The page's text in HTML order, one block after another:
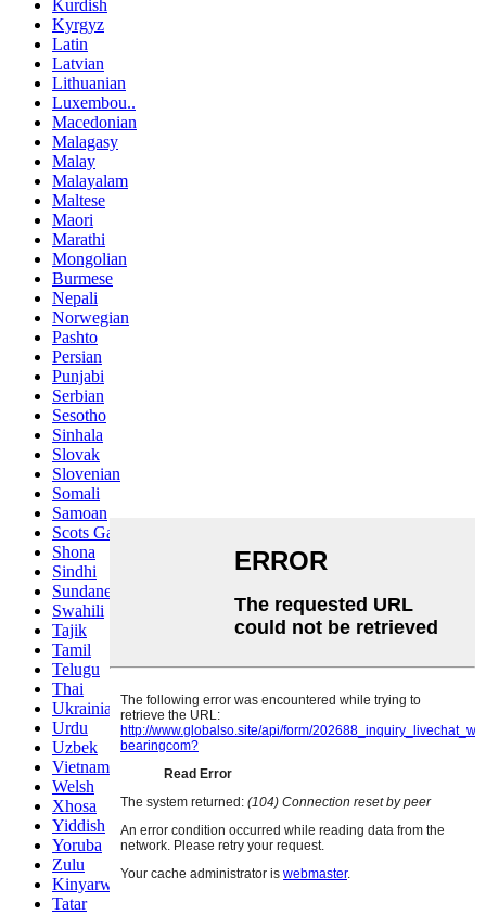
Kurdish
Kyrgyz
Latin
Latvian
Lithuanian
Luxembou..
Macedonian
Malagasy
Malay
Malayalam
Maltese
Maori
Marathi
Mongolian
Burmese
Nepali
Norwegian
Pashto
Persian
Punjabi
Serbian
Sesotho
Sinhala
Slovak
Slovenian
Somali
Samoan
Scots Gaelic
Shona
Sindhi
Sundanese
Swahili
Tajik
Tamil
Telugu
Thai
Ukrainian
Urdu
Uzbek
Vietnamese
Welsh
Xhosa
Yiddish
Yoruba
Zulu
Kinyarwanda
Tatar